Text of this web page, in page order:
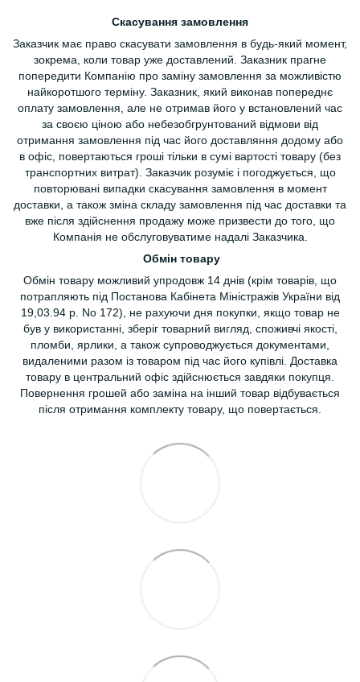
Скасування замовлення
Заказчик має право скасувати замовлення в будь-який момент,
зокрема, коли товар уже доставлений. Заказник прагне
попередити Компанію про заміну замовлення за можливістю
найкоротшого терміну. Заказник, який виконав попереднє
оплату замовлення, але не отримав його у встановлений час
за своєю ціною або небезобгрунтований відмови від
отримання замовлення під час його доставляння додому або
в офіс, повертаються гроші тільки в сумі вартості товару (без
транспортних витрат). Заказчик розуміє і погоджується, що
повторювані випадки скасування замовлення в момент
доставки, а також зміна складу замовлення під час доставки та
вже після здійснення продажу може призвести до того, що
Компанія не обслуговуватиме надалі Заказчика.
Обмін товару
Обмін товару можливий упродовж 14 днів (крім товарів, що
потрапляють під Постанова Кабінета Міністражів України від
19,03.94 р. No 172), не рахуючи дня покупки, якщо товар не
був у використанні, зберіг товарний вигляд, споживчі якості,
пломби, ярлики, а також супроводжується документами,
видаленими разом із товаром під час його купівлі. Доставка
товару в центральний офіс здійснюється завдяки покупця.
Повернення грошей або заміна на інший товар відбувається
після отримання комплекту товару, що повертається.